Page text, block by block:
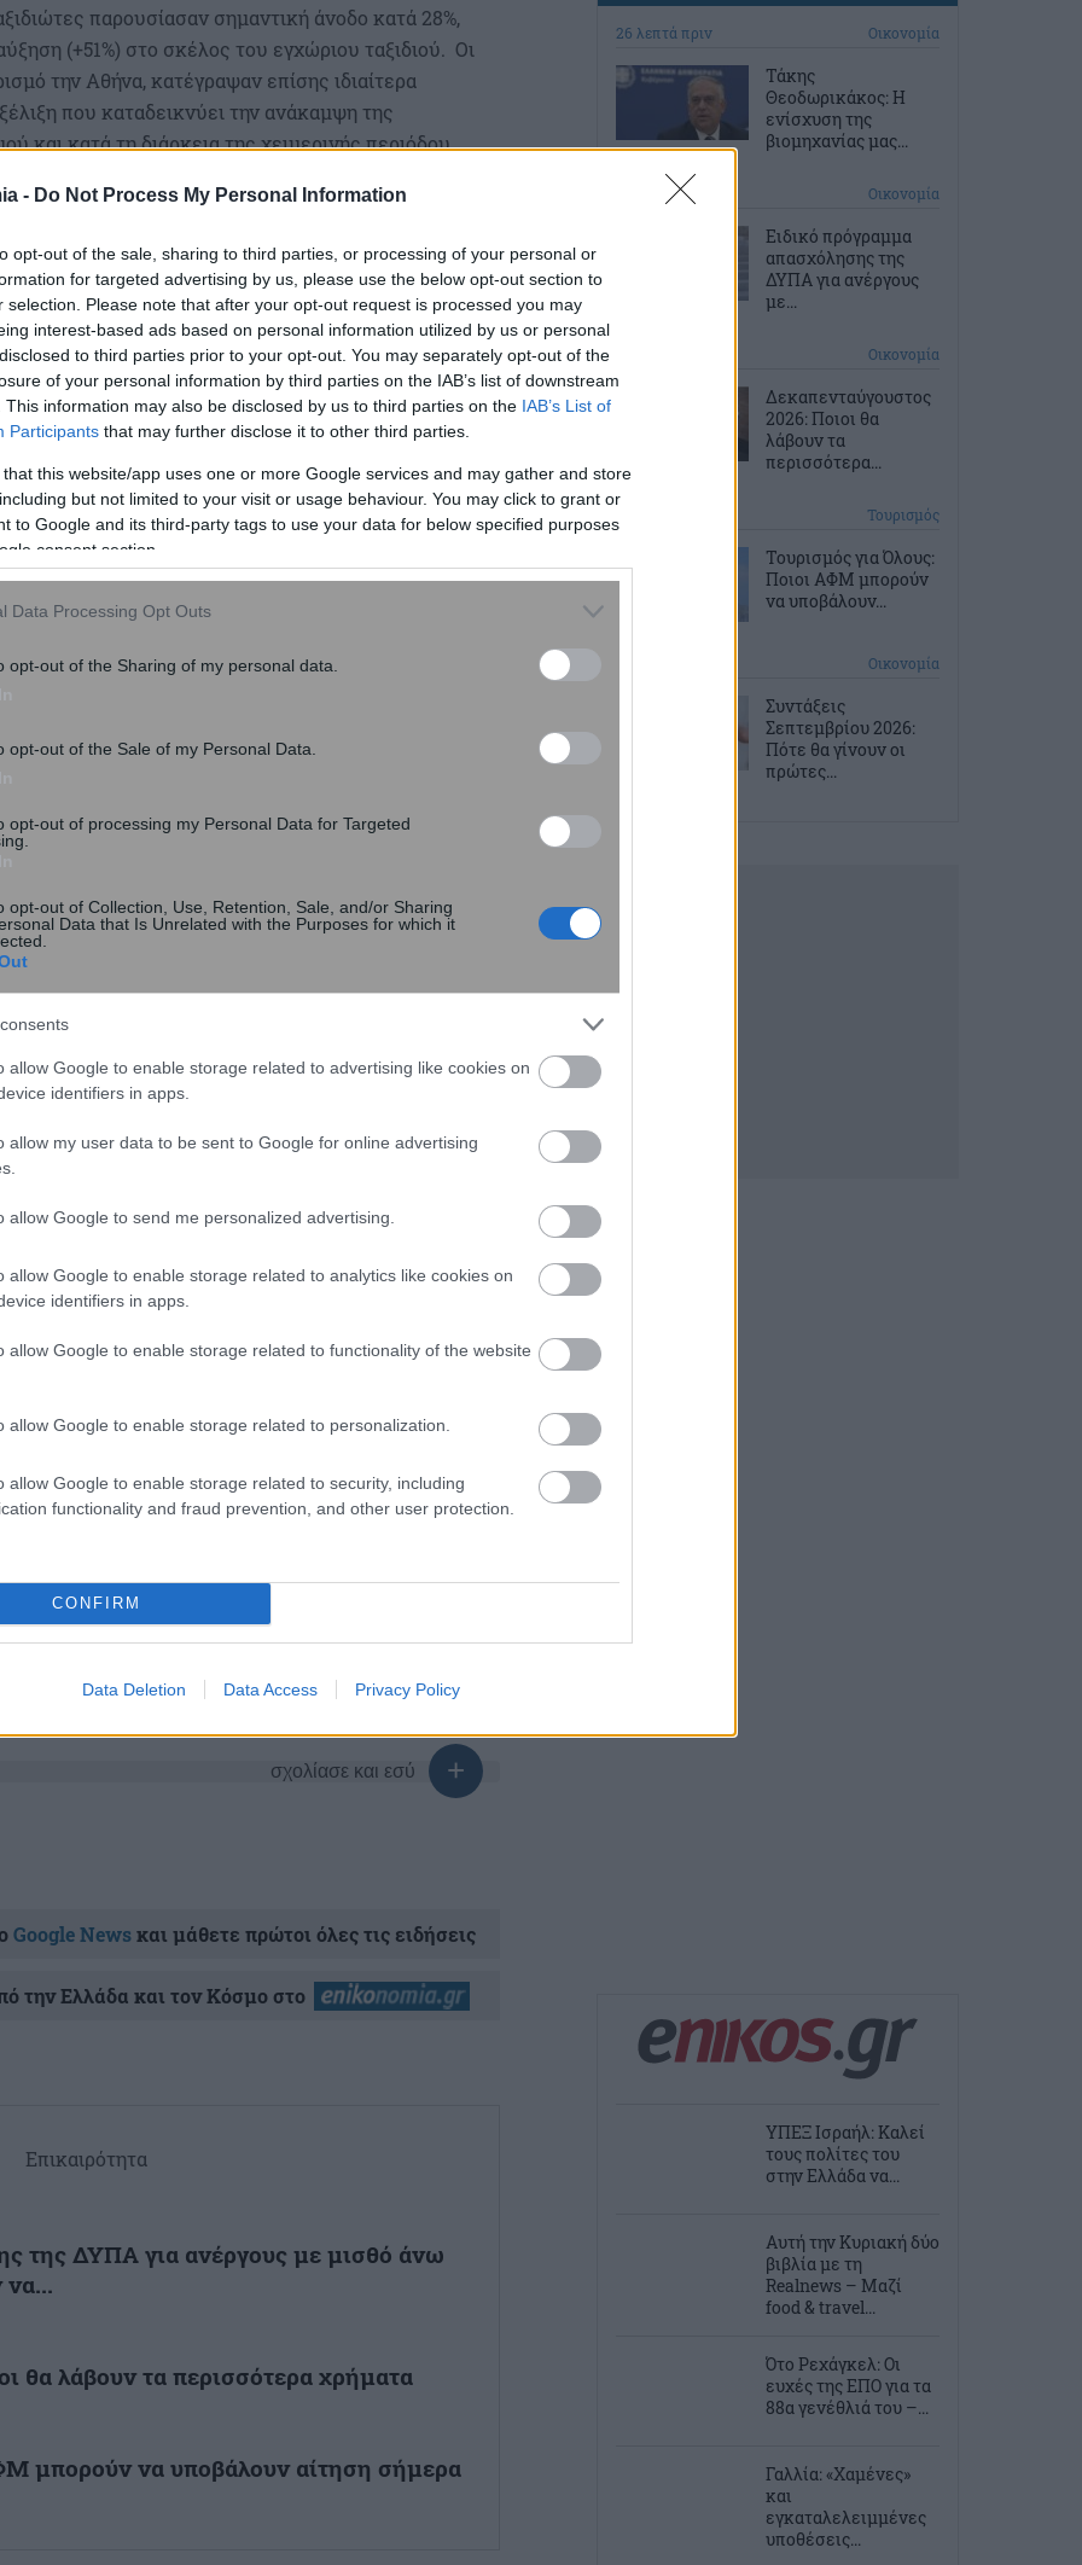
- Do Not Process My Personal Information
opt-out of the sale, sharing to third parties, or processing of your personal or
for targeted advertising by us, please use the below opt-out section to
selection. Please note that after your opt-out request is processed you may
interest-based ads based on personal information utilized by us or personal
to third parties prior to your opt-out. You may separately opt-out of the
of your personal information by third parties on the IAB’s list of downstream
This information may also be disclosed by us to third parties on the IAB’s List of
Participants that may further disclose it to other third parties.
that this website/app uses one or more Google services and may gather and store
but not limited to your visit or usage behaviour. You may click to grant or
to Google and its third-party tags to use your data for below specified purposes
consent section.
Data Processing Opt Outs
opt-out of the Sharing of my personal data.
opt-out of the Sale of my Personal Data.
opt-out of processing my Personal Data for Targeted
opt-out of Collection, Use, Retention, Sale, and/or Sharing
Data that Is Unrelated with the Purposes for which it
allow Google to enable storage related to advertising like cookies on
identifiers in apps.
allow my user data to be sent to Google for online advertising
allow Google to send me personalized advertising.
allow Google to enable storage related to analytics like cookies on
identifiers in apps.
allow Google to enable storage related to functionality of the website
allow Google to enable storage related to personalization.
allow Google to enable storage related to security, including
functionality and fraud prevention, and other user protection.
CONFIRM
Data Deletion Data Access Privacy Policy
παρουσίασαν σημαντική άνοδο κατά 28%,
(+51%) στο σκέλος του εγχώριου ταξιδιού. Οι
την Αθήνα, κατέγραψαν επίσης ιδιαίτερα
που καταδεικνύει την ανάκαμψη της
και κατά τη διάρκεια της χειμερινής περιόδου.
Αθηνών κατά τη διάρκεια του Ιανουαρίου
της τάξης του 17,1%, εξέλιξη που οφείλεται
και θέσεων από μεγάλο αριθμό αεροπορικών
πτήσεων. Τόσο οι πτήσεις εσωτερικού όσο και
κατά +15,9% και +18,0% αντίστοιχα.
σχολίασε και εσύ
Google Newsκαι μάθετε πρώτοι όλες τις ειδήσεις
την Ελλάδα και τον Κόσμο στο
Επικαιρότητα
της ΔΥΠΑ για ανέργους με μισθό άνω
θα λάβουν τα περισσότερα χρήματα
μπορούν να υποβάλουν αίτηση σήμερα
26 λεπτά πριν Οικονομία
Τάκης
Θεοδωρικάκος: Η
ενίσχυση της
βιομηχανίας μας...
56 λεπτά πριν Οικονομία
Ειδικό πρόγραμμα
απασχόλησης της
ΔΥΠΑ για ανέργους
με...
Οικονομία
Δεκαπενταύγουστος
2026: Ποιοι θα
λάβουν τα
περισσότερα...
Τουρισμός
Τουρισμός για Όλους:
Ποιοι ΑΦΜ μπορούν
να υποβάλουν...
Οικονομία
Συντάξεις
Σεπτεμβρίου 2026:
Πότε θα γίνουν οι
πρώτες...
ΥΠΕΞ Ισραήλ: Καλεί
τους πολίτες του
στην Ελλάδα να...
Αυτή την Κυριακή δύο
βιβλία με τη
Realnews – Μαζί
food & travel...
Ότο Ρεχάγκελ: Οι
ευχές της EΠΟ για τα
88α γενέθλιά του –...
Γαλλία: «Χαμένες»
και
εγκαταλελειμμένες
υποθέσεις...